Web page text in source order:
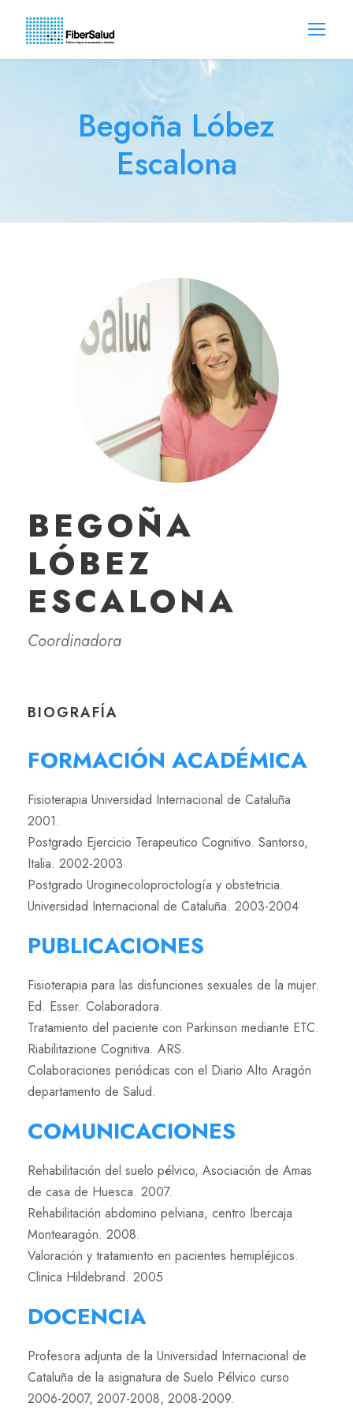
Begoña Lóbez
Escalona
BEGOÑA
LÓBEZ
ESCALONA
Coordinadora
BIOGRAFÍA
FORMACIÓN ACADÉMICA
Fisioterapia Universidad Internacional de Cataluña
2001.
Postgrado Ejercicio Terapeutico Cognitivo. Santorso,
Italia. 2002-2003
Postgrado Uroginecoloproctología y obstetricia.
Universidad Internacional de Cataluña. 2003-2004
PUBLICACIONES
Fisioterapia para las disfunciones sexuales de la mujer.
Ed. Esser. Colaboradora.
Tratamiento del paciente con Parkinson mediante ETC.
Riabilitazione Cognitiva. ARS.
Colaboraciones periódicas con el Diario Alto Aragón
departamento de Salud.
COMUNICACIONES
Rehabilitación del suelo pélvico, Asociación de Amas
de casa de Huesca. 2007.
Rehabilitación abdomino pelviana, centro Ibercaja
Montearagón. 2008.
Valoración y tratamiento en pacientes hemipléjicos.
Clinica Hildebrand. 2005
DOCENCIA
Profesora adjunta de la Universidad Internacional de
Cataluña de la asignatura de Suelo Pélvico curso
2006-2007, 2007-2008, 2008-2009.